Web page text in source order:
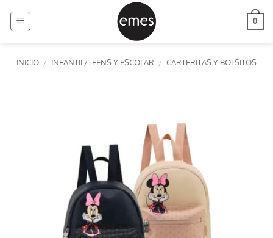
0
INICIO / INFANTIL/TEENS Y ESCOLAR / CARTERITAS Y BOLSITOS